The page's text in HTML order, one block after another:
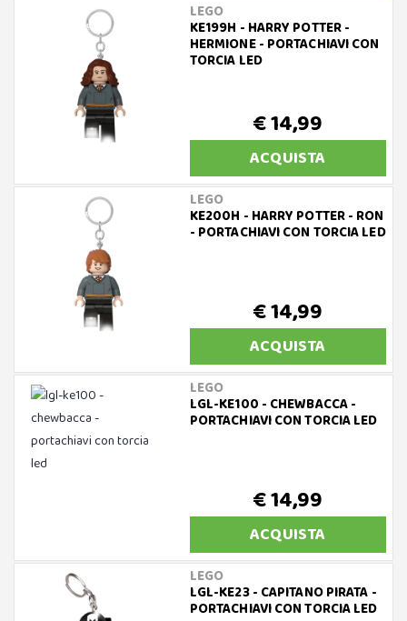
LEGO
KE199H - HARRY POTTER -
HERMIONE - PORTACHIAVI CON
TORCIA LED
€ 14,99
ACQUISTA
LEGO
KE200H - HARRY POTTER - RON
- PORTACHIAVI CON TORCIA LED
€ 14,99
ACQUISTA
LEGO
LGL-KE100 - CHEWBACCA -
PORTACHIAVI CON TORCIA LED
€ 14,99
ACQUISTA
LEGO
LGL-KE23 - CAPITANO PIRATA -
PORTACHIAVI CON TORCIA LED